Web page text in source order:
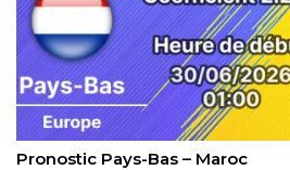
Pronostic Pays-Bas – Maroc